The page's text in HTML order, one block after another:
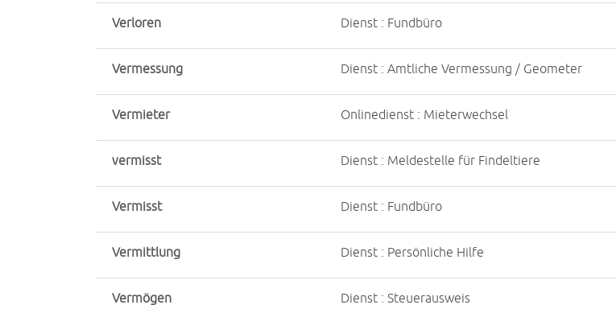
Verloren Dienst : Fundbüro
Vermessung Dienst : Amtliche Vermessung / Geometer
Vermieter Onlinedienst : Mieterwechsel
vermisst Dienst : Meldestelle für Findeltiere
Vermisst Dienst : Fundbüro
Vermittlung Dienst : Persönliche Hilfe
Vermögen Dienst : Steuerausweis